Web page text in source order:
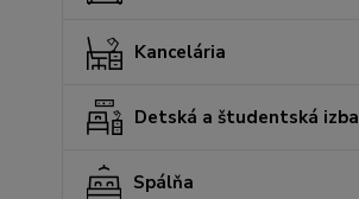
Kancelária
Detská a študentská izba
Spálňa